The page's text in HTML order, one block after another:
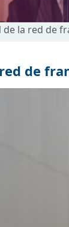
la red de
de